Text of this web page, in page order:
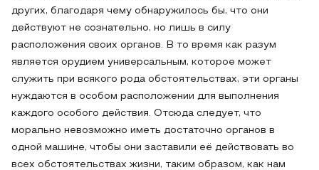
других, благодаря чему обнаружилось бы, что они
действуют не сознательно, но лишь в силу
расположения своих органов. В то время как разум
является орудием универсальным, которое может
служить при всякого рода обстоятельствах, эти органы
нуждаются в особом расположении для выполнения
каждого особого действия. Отсюда следует, что
морально невозможно иметь достаточно органов в
одной машине, чтобы они заставили её действовать во
всех обстоятельствах жизни, таким образом, как нам